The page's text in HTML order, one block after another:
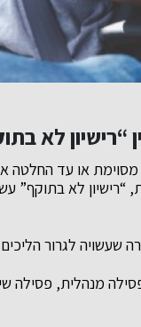
“רישיון לא
מסוימת או עד החלטה
לא בתוקף”
שעשויה לגרור הליכים
מנהלית, פסילה